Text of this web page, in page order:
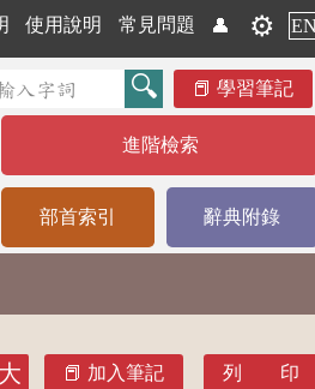
使用說明 常見問題 👤 ⚙️ EN
學習筆記
進階檢索
部首索引 辭典附錄
大 加入筆記 列 印